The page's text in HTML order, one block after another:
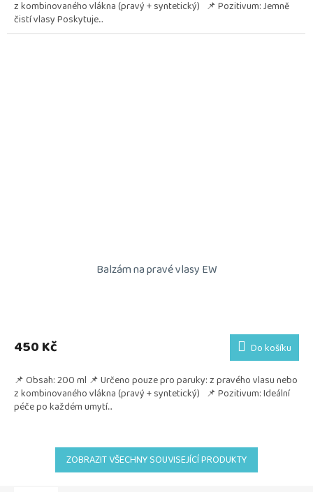
z kombinovaného vlákna (pravý + syntetický) 📌 Pozitivum: Jemně
čistí vlasy Poskytuje...
Balzám na pravé vlasy EW
450 Kč Do košíku
📌 Obsah: 200 ml 📌 Určeno pouze pro paruky: z pravého vlasu nebo
z kombinovaného vlákna (pravý + syntetický) 📌 Pozitivum: Ideální
péče po každém umytí...
ZOBRAZIT VŠECHNY SOUVISEJÍCÍ PRODUKTY